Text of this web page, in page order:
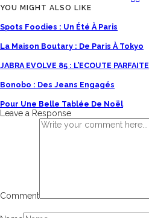
YOU MIGHT ALSO LIKE
Spots Foodies : Un Été À Paris
La Maison Boutary : De Paris À Tokyo
JABRA EVOLVE 85 : L’ECOUTE PARFAITE
Bonobo : Des Jeans Engagés
Pour Une Belle Tablée De Noël
Leave a Response
Comment